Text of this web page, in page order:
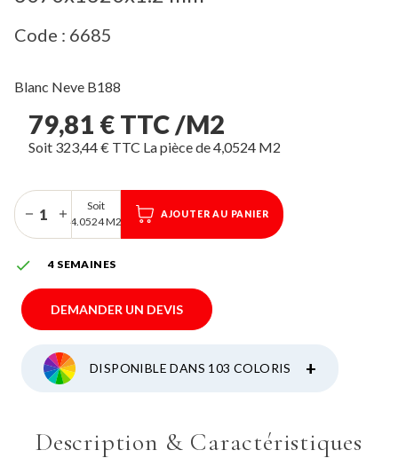
Code : 6685
Blanc Neve B188
79,81 € TTC /M2
Soit 323,44 € TTC La pièce de 4,0524 M2
Soit
4.0524 M2
AJOUTER AU PANIER
 4 SEMAINES
DEMANDER UN DEVIS
DISPONIBLE DANS 103 COLORIS +
Description & Caractéristiques